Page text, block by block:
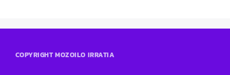
COPYRIGHT MOZOILO IRRATIA